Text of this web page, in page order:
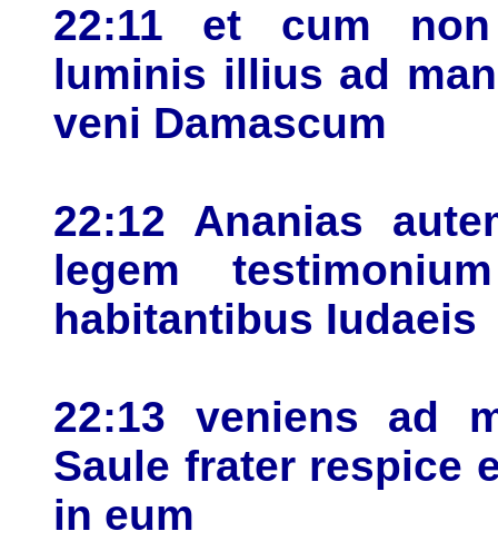
22:11 et cum
luminis illius ad
veni Damascum
22:12 Ananias
legem
habitantibus Iudaeis
22:13 veniens ad
Saule frater respice
in eum